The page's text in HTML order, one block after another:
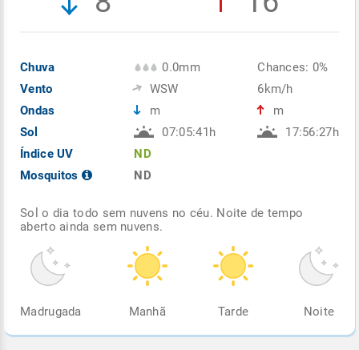
Chuva
Vento
Ondas
Sol
Índice UV
Mosquitos
0.0mm
WSW
m
07:05:41h
ND
ND
Chances: 0%
6km/h
m
17:56:27h
Sol o dia todo sem nuvens no céu. Noite de tempo
aberto ainda sem nuvens.
Madrugada Manhã Tarde Noite